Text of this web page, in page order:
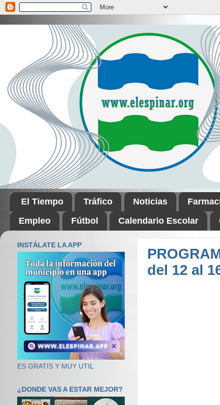
El Tiempo Tráfico Noticias
Empleo
Fútbol Calendario Escolar
del 12 al
INSTÁLATE LA APP
ES GRATIS Y MUY UTIL
¿DONDE VAS A ESTAR MEJOR?